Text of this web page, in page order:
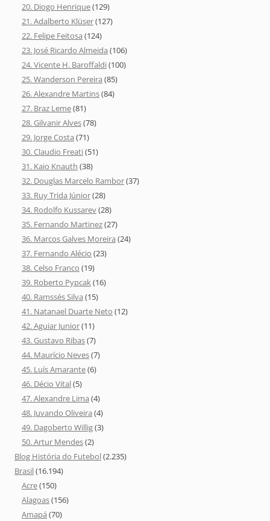
20. Diogo Henrique(129)
21. Adalberto Klüser(127)
22. Felipe Feitosa (124)
23. José Ricardo Almeida (106)
24. Vicente H. Baroffaldi(100)
25. Wanderson Pereira (85)
26. Alexandre Martins(84)
27. Braz Leme(81)
28. Gilvanir Alves(78)
29. Jorge Costa (71)
30. Claudio Freati(51)
31. Kaio Knauth (38)
32. Douglas Marcelo Rambor(37)
33. Ruy Trida Júnior(28)
34. Rodolfo Kussarev(28)
35. Fernando Martinez(27)
36. Marcos Galves Moreira (24)
37. Fernando Alécio (23)
38. Celso Franco (19)
39. Roberto Pypcak(16)
40. Ramssés Silva (15)
41. Natanael Duarte Neto (12)
42. Aguiar Junior(11)
43. Gustavo Ribas(7)
44. Maurício Neves(7)
45. Luís Amarante(6)
46. Décio Vital(5)
47. Alexandre Lima (4)
48. Juvando Oliveira (4)
49. Dagoberto Willig(3)
50. Artur Mendes(2)
Blog História do Futebol(2.235)
Brasil(16.194)
Acre(150)
Alagoas(156)
Amapá (70)